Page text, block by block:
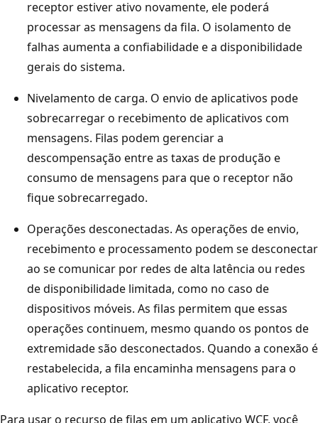
receptor estiver ativo novamente, ele poderá
processar as mensagens da fila. O isolamento de
falhas aumenta a confiabilidade e a disponibilidade
gerais do sistema.
Nivelamento de carga. O envio de aplicativos pode
sobrecarregar o recebimento de aplicativos com
mensagens. Filas podem gerenciar a
descompensação entre as taxas de produção e
consumo de mensagens para que o receptor não
fique sobrecarregado.
Operações desconectadas. As operações de envio,
recebimento e processamento podem se desconectar
ao se comunicar por redes de alta latência ou redes
de disponibilidade limitada, como no caso de
dispositivos móveis. As filas permitem que essas
operações continuem, mesmo quando os pontos de
extremidade são desconectados. Quando a conexão é
restabelecida, a fila encaminha mensagens para o
aplicativo receptor.
Para usar o recurso de filas em um aplicativo WCF, você